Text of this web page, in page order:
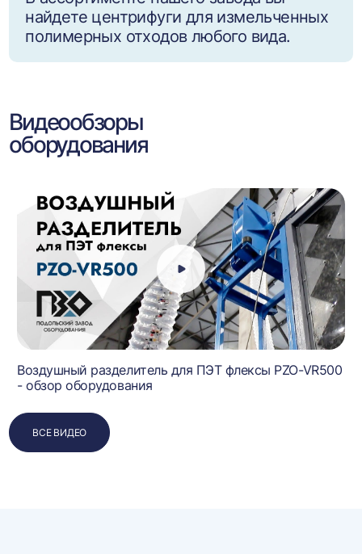
найдете центрифуги для измельченных
полимерных отходов любого вида.
Видеообзоры
оборудования
Воздушный разделитель для ПЭТ флексы PZO-VR500
- обзор оборудования
ВСЕ ВИДЕО